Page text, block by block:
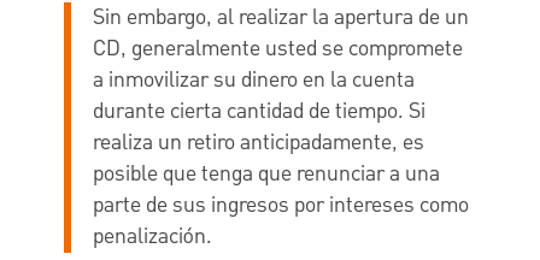
Sin embargo, al realizar la apertura de un
CD, generalmente usted se compromete
a inmovilizar su dinero en la cuenta
durante cierta cantidad de tiempo. Si
realiza un retiro anticipadamente, es
posible que tenga que renunciar a una
parte de sus ingresos por intereses como
penalización.